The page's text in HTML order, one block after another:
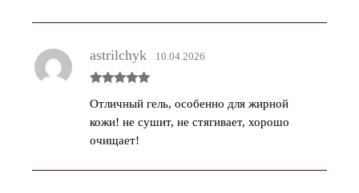
5з 5
astrilchyk 10.04.2026
Отличный гель, особенно для жирной
кожи! не сушит, не стягивает, хорошо
очищает!